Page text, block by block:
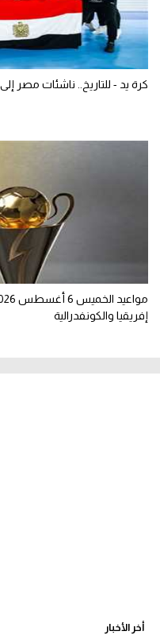
كرة يد - للتاريخ.. ناشئات مصر
إفريقيا والكونفدرالية
أخر الأخبار